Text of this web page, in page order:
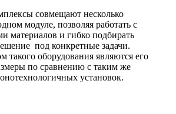
совмещают несколько
модуле, позволяя работать с
материалов и гибко подбирать
под конкретные задачи.
такого оборудования являются его
по сравнению с таким же
установок.